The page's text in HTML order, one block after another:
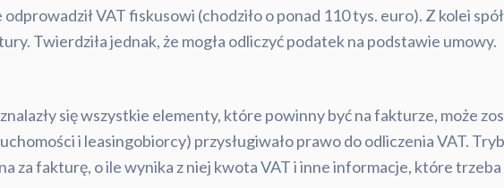
VAT fiskusowi (chodziło o ponad 110 tys. euro). Z kolei
Twierdziła jednak, że mogła odliczyć podatek na podstawie umowy.
się wszystkie elementy, które powinny być na fakturze, może
i leasingobiorcy) przysługiwało prawo do odliczenia VAT.
za fakturę, o ile wynika z niej kwota VAT i inne informacje, które trzeba